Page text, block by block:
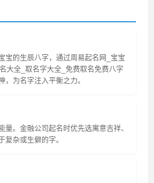
宝的生辰八字，通过周易起名网_宝宝
大全_取名字大全_免费取名免费八字
，为名字注入平衡之力。
量。金融公司起名时优先选寓意吉祥、
复杂或生僻的字。